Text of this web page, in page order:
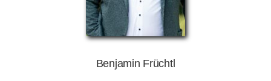
Benjamin Früchtl